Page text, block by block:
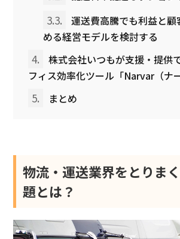
3.3.
運送費高騰でも利益と顧
める経営モデルを検討する
4.
株式会社いつもが支援・提供
フィス効率化ツール「Narvar（ナ
5. まとめ
物流・運送業界をとりま
題とは？